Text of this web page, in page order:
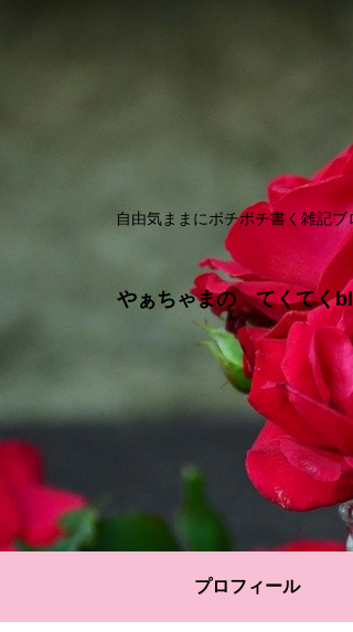
自由気ままにボチボチ書く雑記ブ
やぁちゃまの てくてく
プロフィール